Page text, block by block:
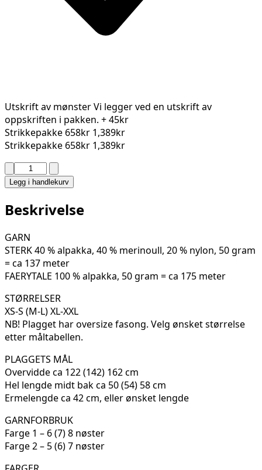
Utskrift av mønsterVi legger ved en utskrift av
oppskriften i pakken. + 45kr
Strikkepakke 658kr 1,389kr
Strikkepakke 658kr 1,389kr
NØKKEN
CHUNKY
CARDIGAN
BY
ØYUNN
KROGH
06-
08
antall
Legg i handlekurv
Beskrivelse
GARN
STERK 40 % alpakka, 40 % merinoull, 20 % nylon, 50 gram
= ca 137 meter
FAERYTALE 100 % alpakka, 50 gram = ca 175 meter
STØRRELSER
XS-S (M-L) XL-XXL
NB! Plagget har oversize fasong. Velg ønsket størrelse
etter måltabellen.
PLAGGETS MÅL
Overvidde ca 122 (142) 162 cm
Hel lengde midt bak ca 50 (54) 58 cm
Ermelengde ca 42 cm, eller ønsket lengde
GARNFORBRUK
Farge 1 – 6 (7) 8 nøster
Farge 2 – 5 (6) 7 nøster